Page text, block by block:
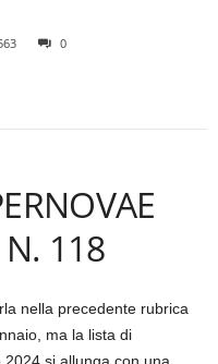
0
118
nella precedente rubrica
ma la lista di